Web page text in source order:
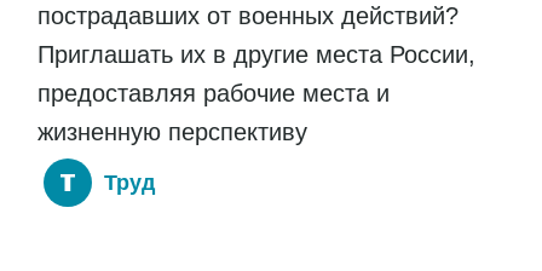
пострадавших от военных действий?
Приглашать их в другие места России,
предоставляя рабочие места и
жизненную перспективу
Труд